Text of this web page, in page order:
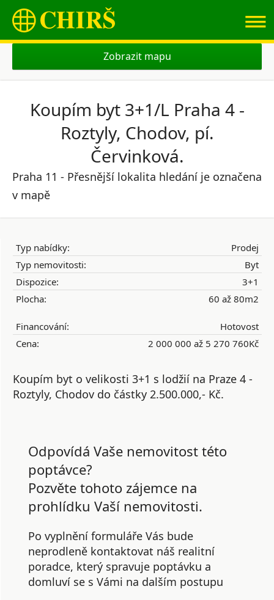
≡
Zobrazit mapu
Koupím byt 3+1/L Praha 4 -
Roztyly, Chodov, pí.
Červinková.
Praha 11 - Přesnější lokalita hledání je označena
v mapě
Typ nabídky:
Prodej
Typ nemovitosti:
Byt
Dispozice:
3+1
Plocha:
60 až 80m2
Financování:
Hotovost
Cena:
2 000 000 až 5 270 760Kč
Koupím byt o velikosti 3+1 s lodžií na Praze 4 -
Roztyly, Chodov do částky 2.500.000,- Kč.
Odpovídá Vaše nemovitost této
poptávce?
Pozvěte tohoto zájemce na
prohlídku Vaší nemovitosti.
Po vyplnění formuláře Vás bude
neprodleně kontaktovat náš realitní
poradce, který spravuje poptávku a
domluví se s Vámi na dalším postupu